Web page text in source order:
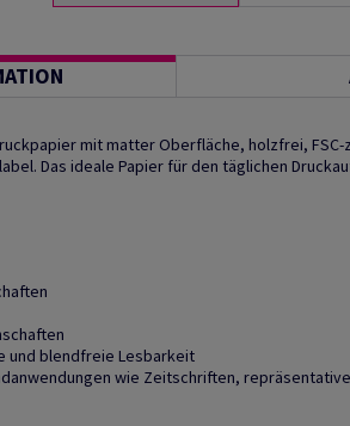
mit matter Oberfläche, holzfrei,
Das ideale Papier für den täglichen
und blendfreie Lesbarkeit
wie Zeitschriften,